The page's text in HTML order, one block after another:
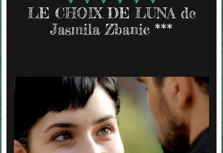
LE CHOIX DE LUNA de
Jasmila Zbanic ***